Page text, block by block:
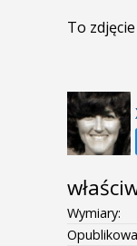
To
Wymiary: